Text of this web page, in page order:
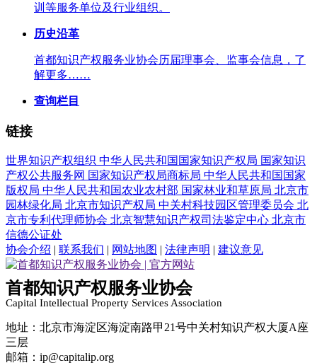
训等服务单位及行业组织。
历史沿革
首都知识产权服务业协会历届理事会、监事会信息，了
解更多……
查询栏目
链接
世界知识产权组织 中华人民共和国国家知识产权局 国家知识
产权公共服务网 国家知识产权局商标局 中华人民共和国国家
版权局 中华人民共和国农业农村部 国家林业和草原局 北京市
园林绿化局 北京市知识产权局 中关村科技园区管理委员会 北
京市专利代理师协会 北京智慧知识产权司法鉴定中心 北京市
信德公证处
协会介绍 | 联系我们 | 网站地图 | 法律声明 | 建议意见
首都知识产权服务业协会
Capital Intellectual Property Services Association
地址：北京市海淀区海淀南路甲21号中关村知识产权大厦A座
三层
邮箱：ip@capitalip.org